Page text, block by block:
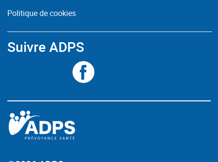
Politique de cookies
Suivre ADPS